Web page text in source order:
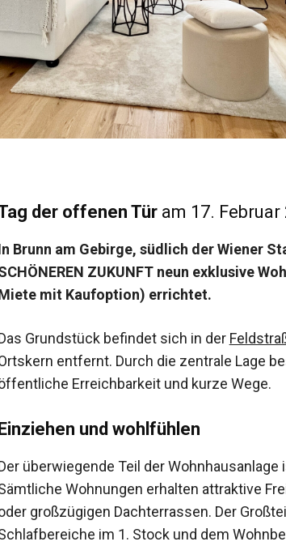
der offenen Türam 17. Februar
Brunn am Gebirge, südlich der Wiener
ZUKUNFT neun exklusive
mit Kaufoption) errichtet.
Grundstück befindet sich in der
entfernt. Durch die zentrale Lage
Erreichbarkeit und kurze Wege.
und wohlfühlen
überwiegende Teil der
Wohnungen erhalten attraktive
großzügigen Dachterrassen. Der
im 1. Stock und dem